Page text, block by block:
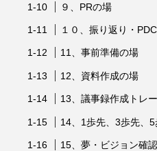
９、PRの場
１０、振り返り・
11、事前準備の場
12、資料作成の場
13、議事録作成トレ
14、1歩先、3歩先、5
15、夢・ビジョン確